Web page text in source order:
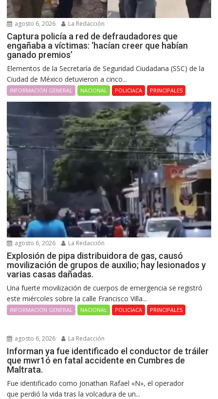
agosto 6, 2026 La Redacción
Captura policía a red de defraudadores que
engañaba a víctimas: ‘hacían creer que habían
ganado premios’
Elementos de la Secretaría de Seguridad Ciudadana (SSC) de la
Ciudad de México detuvieron a cinco...
INFORMACIÓN GENERAL NACIONAL POLICIACA PRINCIPALES
agosto 6, 2026 La Redacción
Explosión de pipa distribuidora de gas, causó
movilización de grupos de auxilio; hay lesionados y
varias casas dañadas.
Una fuerte movilización de cuerpos de emergencia se registró
este miércoles sobre la calle Francisco Villa...
INFORMACIÓN GENERAL NACIONAL POLICIACA PRINCIPALES
agosto 6, 2026 La Redacción
Informan ya fue identificado el conductor de tráiler
que mwr1ó en fatal accidente en Cumbres de
Maltrata.
Fue identificado como Jonathan Rafael «N», el operador
que perdió la vida tras la volcadura de un...